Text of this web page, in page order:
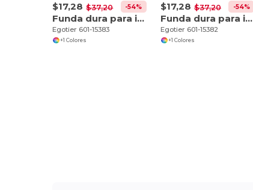
$17,28 $37,20 -54%
Funda dura para iPhone 11 Pro Max
Egotier 601-15383
+1 Colores
$17,28 $37,20 -54%
Funda dura para iPhone 11 Pro
Egotier 601-15382
+1 Colores